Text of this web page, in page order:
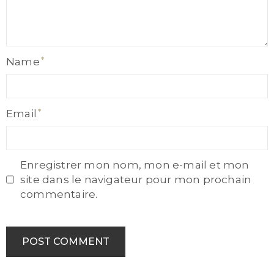
Name
Email
Enregistrer mon nom, mon e-mail et mon
site dans le navigateur pour mon prochain
commentaire.